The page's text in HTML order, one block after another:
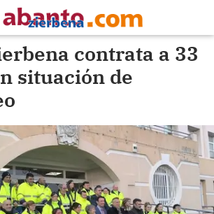
contrata a 33
situación de